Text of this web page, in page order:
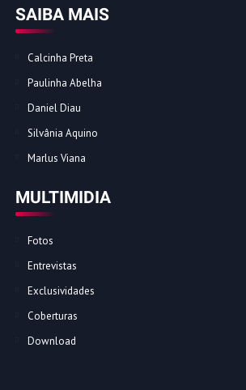
SAIBA MAIS
Calcinha Preta
Paulinha Abelha
Daniel Diau
Silvânia Aquino
Marlus Viana
MULTIMIDIA
Fotos
Entrevistas
Exclusividades
Coberturas
Download